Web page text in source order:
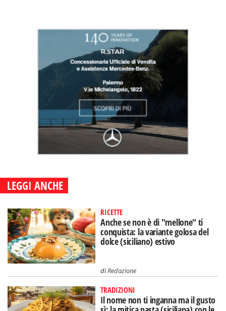
LEGGI ANCHE
RICETTE
Anche se non è di "mellone" ti
conquista: la variante golosa del
dolce (siciliano) estivo
diRedazione
TRADIZIONI
Il nome non ti inganna ma il gusto